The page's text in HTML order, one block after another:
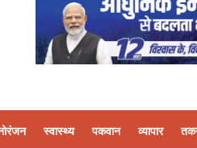
स्वास्थ्य पकवान व्यापार